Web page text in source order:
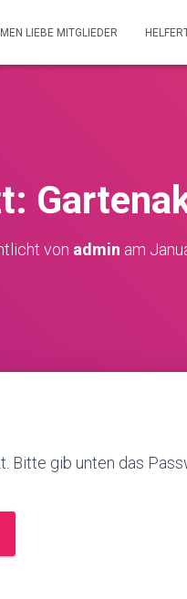
LIEBE MITGLIEDER
von admin am
gib unten das